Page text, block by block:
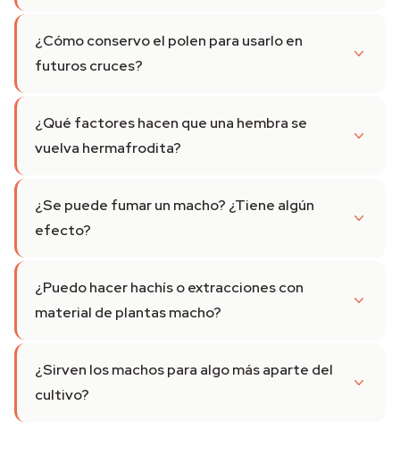
¿Cómo conservo el polen para usarlo en
futuros cruces?
¿Qué factores hacen que una hembra se
vuelva hermafrodita?
¿Se puede fumar un macho? ¿Tiene algún
efecto?
¿Puedo hacer hachís o extracciones con
material de plantas macho?
¿Sirven los machos para algo más aparte del
cultivo?